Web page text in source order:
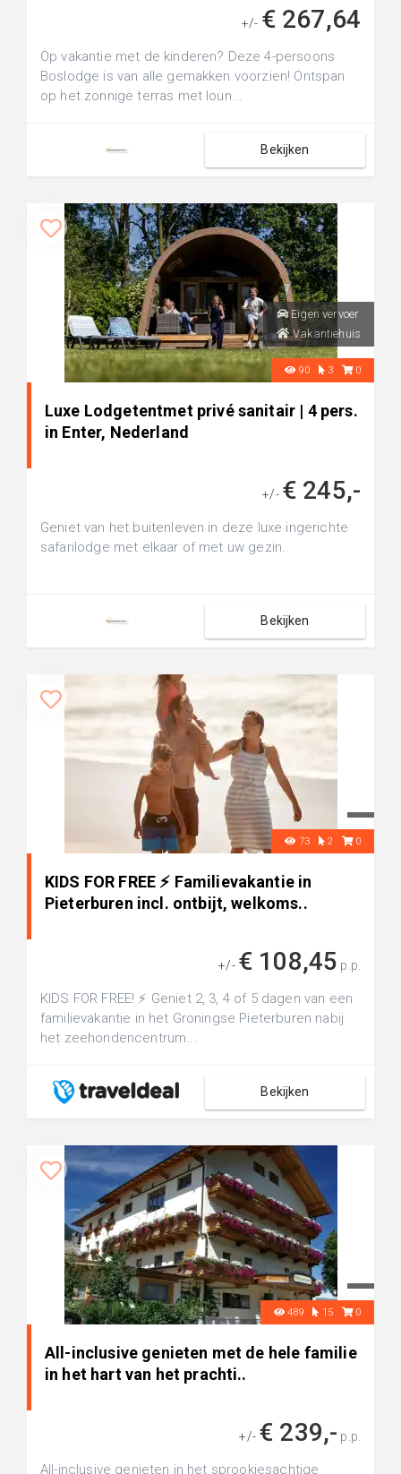
+/- € 267,64
Op vakantie met de kinderen? Deze 4-persoons
Boslodge is van alle gemakken voorzien! Ontspan
op het zonnige terras met loun...
Bekijken
Eigen vervoer
Vakantiehuis
90 3 0
Luxe Lodgetentmet privé sanitair | 4 pers.
in Enter, Nederland
+/- € 245,-
Geniet van het buitenleven in deze luxe ingerichte
safarilodge met elkaar of met uw gezin.
Bekijken
73 2 0
KIDS FOR FREE ⚡️ Familievakantie in
Pieterburen incl. ontbijt, welkoms..
+/- € 108,45 p.p.
KIDS FOR FREE! ⚡️ Geniet 2, 3, 4 of 5 dagen van een
familievakantie in het Groningse Pieterburen nabij
het zeehondencentrum...
Bekijken
489 15 0
All-inclusive genieten met de hele familie
in het hart van het prachti..
+/- € 239,- p.p.
All-inclusive genieten in het sprookjesachtige